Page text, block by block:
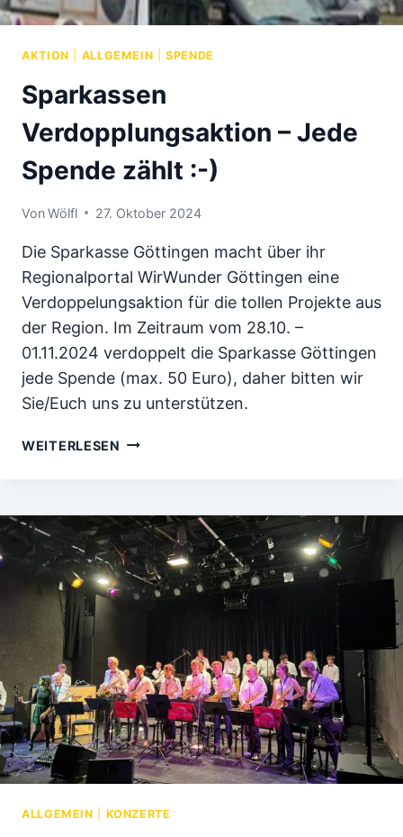
AKTION ALLGEMEIN |SPENDE
Sparkassen
Verdopplungsaktion – Jede
Spende zählt :-)
VonWölfl 27. Oktober 2024
Die Sparkasse Göttingen macht über ihr
Regionalportal WirWunder Göttingen eine
Verdoppelungsaktion für die tollen Projekte aus
der Region. Im Zeitraum vom 28.10. –
01.11.2024 verdoppelt die Sparkasse Göttingen
jede Spende (max. 50 Euro), daher bitten wir
Sie/Euch uns zu unterstützen.
WEITERLESEN SPARKASSEN
SPENDE
ZÄHLT
:-)
ALLGEMEIN KONZERTE